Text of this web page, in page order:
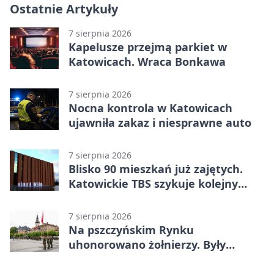
Ostatnie Artykuły
7 sierpnia 2026
Kapelusze przejmą parkiet w
Katowicach. Wraca Bonkawa
7 sierpnia 2026
Nocna kontrola w Katowicach
ujawniła zakaz i niesprawne auto
7 sierpnia 2026
Blisko 90 mieszkań już zajętych.
Katowickie TBS szykuje kolejny
7 sierpnia 2026
Na pszczyńskim Rynku
uhonorowano żołnierzy. Były